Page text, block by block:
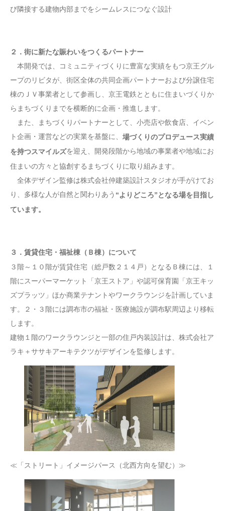
び隣接する建物内部までをシームレスにつなぐ設計
２．街に新たな賑わいをつくるパートナー
本開発では、コミュニティづくりに豊富な実績をもつ京王グル
ープのリビタが、街区全体の共同企画パートナーおよび分譲住宅
棟のＪＶ事業者として参画し、京王電鉄とともに住まいづくりか
らまちづくりまでを横断的に企画・推進します。
また、まちづくりパートナーとして、小売店や飲食店、イベン
ト企画・運営などの実業を基盤に、 場づくりのプロデュース実績
を持つスマイルズを迎え、開発段階から地域の事業者や地域にお
住まいの方々と協創するまちづくりに取り組みます。
全体デザイン監修は株式会社仲建築設計スタジオが手がけてお
り、多様な人が自然と関わりあう “よりどころ”となる場を目指し
ています。
３．賃貸住宅・福祉棟（Ｂ棟）について
３階～１０階が賃貸住宅（総戸数２１４戸）となるＢ棟には、１
階にスーパーマーケット「京王ストア」や認可保育園「京王キッ
ズプラッツ」ほか商業テナントやワークラウンジを計画していま
す。２・３階には調布市の福祉・医療施設が調布駅周辺より移転
します。
建物１階のワークラウンジと一部の住戸内装設計は、株式会社ア
ラキ＋ササキアーキテクツがデザインを監修します。
≪「ストリート」イメージパース（北西方向を望む）≫